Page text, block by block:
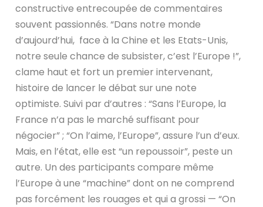
constructive entrecoupée de commentaires
souvent passionnés. “Dans notre monde
d’aujourd’hui, face à la Chine et les Etats-Unis,
notre seule chance de subsister, c’est l’Europe !”,
clame haut et fort un premier intervenant,
histoire de lancer le débat sur une note
optimiste. Suivi par d’autres : “Sans l’Europe, la
France n’a pas le marché suffisant pour
négocier” ; “On l’aime, l’Europe”, assure l’un d’eux.
Mais, en l’état, elle est “un repoussoir”, peste un
autre. Un des participants compare même
l’Europe à une “machine” dont on ne comprend
pas forcément les rouages et qui a grossi — “On